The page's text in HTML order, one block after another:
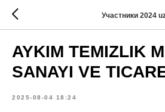
Участники 2024
AYKIM TEMIZLIK
SANAYI VE
2025-08-04 18:24